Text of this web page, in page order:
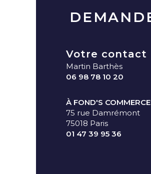
Votre contact
Martin Barthès
06 98 78 10 20
À FOND'S
75 rue Damrémont
75018 Paris
01 47 39 95 36